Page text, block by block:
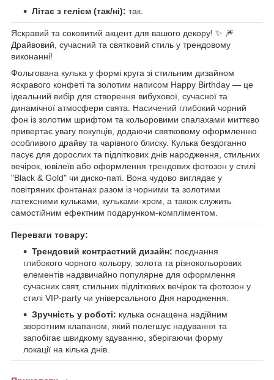
Літає з гелієм (так/ні): так.
Яскравий та соковитий акцент для вашого декору! ✨ 🎆
Драйвовий, сучасний та святковий стиль у трендовому
виконанні!
Фольгована кулька у формі круга зі стильним дизайном
яскравого конфеті та золотим написом Happy Birthday — це
ідеальний вибір для створення вибухової, сучасної та
динамічної атмосфери свята. Насичений глибокий чорний
фон із золотим шрифтом та кольоровими спалахами миттєво
привертає увагу покупців, додаючи святковому оформленню
особливого драйву та чарівного блиску. Кулька бездоганно
пасує для дорослих та підліткових днів народження, стильних
вечірок, ювілеїв або оформлення трендових фотозон у стилі
"Black & Gold" чи диско-паті. Вона чудово виглядає у
повітряних фонтанах разом із чорними та золотими
латексними кульками, кульками-хром, а також служить
самостійним ефектним подарунком-компліментом.
Переваги товару:
Трендовий контрастний дизайн: поєднання
глибокого чорного кольору, золота та різнокольорових
елементів надзвичайно популярне для оформлення
сучасних свят, стильних підліткових вечірок та фотозон у
стилі VIP-party чи універсального Дня народження.
Зручність у роботі: кулька оснащена надійним
зворотним клапаном, який полегшує надування та
запобігає швидкому здуванню, зберігаючи форму
локації на кілька днів.